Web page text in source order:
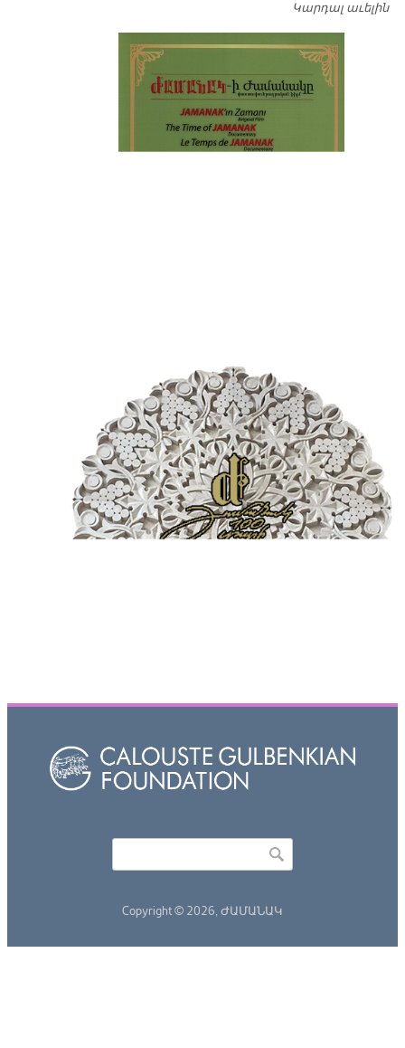
Կարդալ աւելին
Copyright © 2026, ԺԱՄԱՆԱԿ